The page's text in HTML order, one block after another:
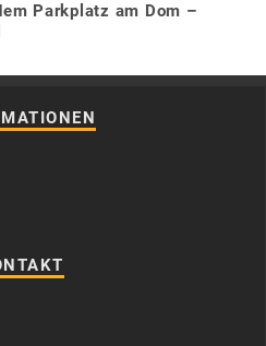
Parkplatz am Dom –